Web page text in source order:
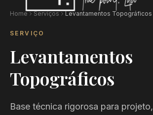
Home Serviços Levantamentos Topográficos
SERVIÇO
Levantamentos
Topográficos
Base técnica rigorosa para projeto,